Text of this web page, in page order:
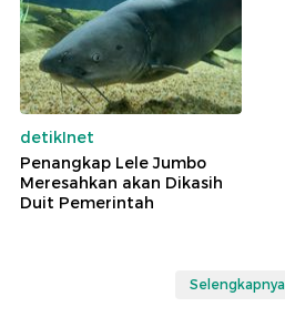
detikInet
Penangkap Lele Jumbo
Meresahkan akan Dikasih
Duit Pemerintah
Selengkapnya